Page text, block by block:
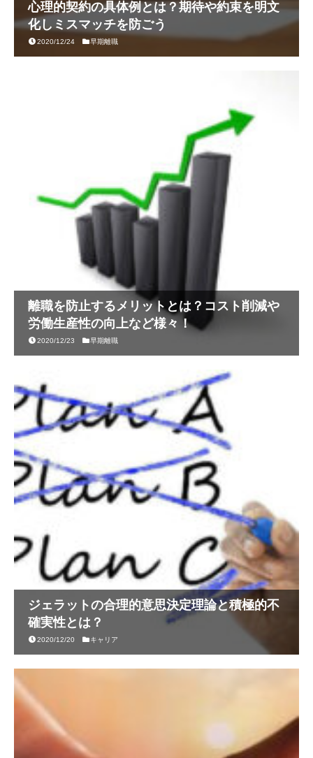
心理的契約の具体例とは？期待や約束を明文
化しミスマッチを防ごう
2020/12/24 早期離職
離職を防止するメリットとは？コスト削減や
労働生産性の向上など様々！
2020/12/23 早期離職
ジェラットの合理的意思決定理論と積極的不
確実性とは？
2020/12/20 キャリア